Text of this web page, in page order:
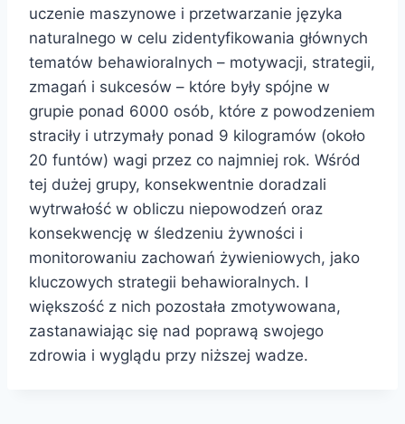
uczenie maszynowe i przetwarzanie języka
naturalnego w celu zidentyfikowania głównych
tematów behawioralnych – motywacji, strategii,
zmagań i sukcesów – które były spójne w
grupie ponad 6000 osób, które z powodzeniem
straciły i utrzymały ponad 9 kilogramów (około
20 funtów) wagi przez co najmniej rok. Wśród
tej dużej grupy, konsekwentnie doradzali
wytrwałość w obliczu niepowodzeń oraz
konsekwencję w śledzeniu żywności i
monitorowaniu zachowań żywieniowych, jako
kluczowych strategii behawioralnych. I
większość z nich pozostała zmotywowana,
zastanawiając się nad poprawą swojego
zdrowia i wyglądu przy niższej wadze.